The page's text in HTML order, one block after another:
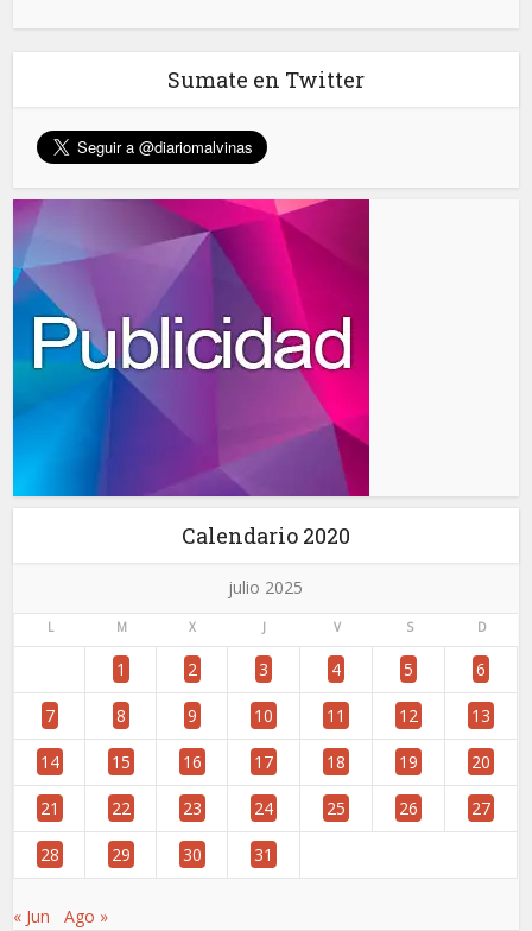
Sumate en Twitter
Calendario 2020
julio 2025
L M X J V S D
1 2 3 4 5 6
7 8 9 10 11 12 13
14 15 16 17 18 19 20
21 22 23 24 25 26 27
28 29 30 31
« Jun Ago »